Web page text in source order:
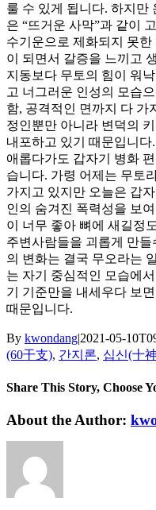
룰 수 있게 됩니다. 하지만
은 “뜨거운 사막”과 같이
수기운으로 제화되지 못
이 되면서 갈증을 느끼고
지동보다 무토의 힘이 워
고 너그러운 인성의 모습
함, 공격적인 면까지 다 가
정인뿐만 아니라 변덕의
내포하고 있기 때문입니
애롭다가도 갑자기 병화
습니다. 가령 어제는 무토
가지고 있지만 오늘은 갑
인의 숨겨진 폭력성을 보
이 너무 좋아 뼈에 새길정
주변사람들을 괴롭게 만
의 변화는 결국 무오라는
는 자기 중심적인 모습에
기 기준만을 내세우다 보
때문입니다.
By kwondang|2021-05-
(60干支), 간지론, 십신(十
Share This Story, Choose
Facebook
X
Reddit
LinkedIn
WhatsApp
Tumblr
Pinterest
Vk
Xing
이
About the Author: